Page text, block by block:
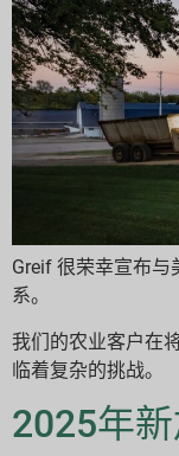
Greif 很荣幸宣布与
系。
我们的农业客户在
临着复杂的挑战。
2025年